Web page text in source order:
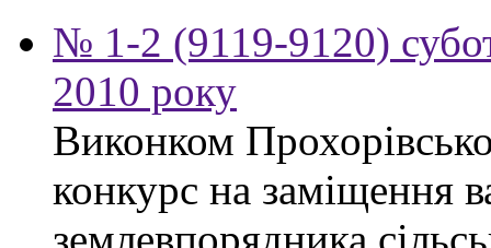
№ 1-2 (9119-9120)
2010 року
Виконком
конкурс на заміщення
землевпорядника